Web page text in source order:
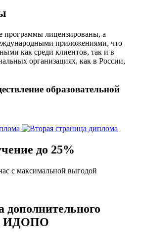
программы лицензированы, а
приложениями, что
как среди клиентов, так и в
организациях, как в России,
образовательной
до 25%
с максимальной выгодой
в ИДОПО